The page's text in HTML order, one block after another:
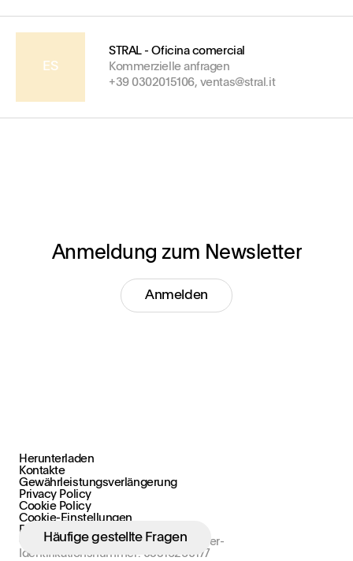
+39 030 2015.1
Via F. Palazzoli, 31
25128 Brescia (BS), Italy
Häufige gestellte Fragen
ES
STRAL - Oficina comercial
Kommerzielle anfragen
+39 0302015106, ventas@stral.it
Anmeldung zum Newsletter
Anmelden
Herunterladen
Kontakte
Gewährleistungsverlängerung
Privacy Policy
Cookie Policy
Cookie-Einstellungen
Bedingungen & Konditionen
© 2026 Palazzoli S.p.A. - Umsatzsteuer-
Identifikationsnummer: 03316260177